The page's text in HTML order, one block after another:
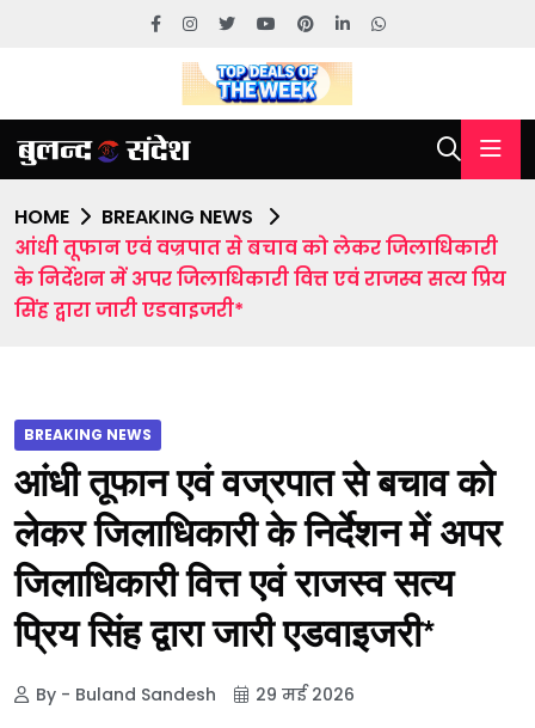
HOME
BREAKING NEWS
आंधी तूफान एवं वज्रपात से बचाव को लेकर जिलाधिकारी
के निर्देशन में अपर जिलाधिकारी वित्त एवं राजस्व सत्य प्रिय
सिंह द्वारा जारी एडवाइजरी*
BREAKING NEWS
आंधी तूफान एवं वज्रपात से बचाव को
लेकर जिलाधिकारी के निर्देशन में अपर
जिलाधिकारी वित्त एवं राजस्व सत्य
प्रिय सिंह द्वारा जारी एडवाइजरी*
By - Buland Sandesh 29 मई 2026